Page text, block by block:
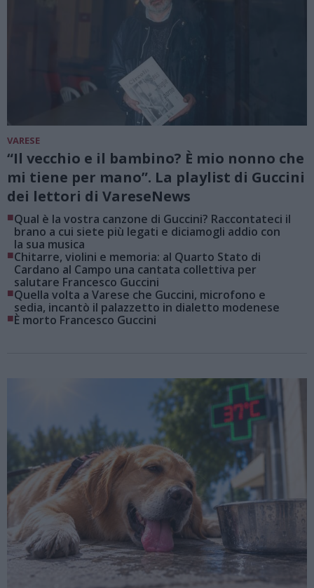
VARESE
“Il vecchio e il bambino? È mio nonno che
mi tiene per mano”. La playlist di Guccini
dei lettori di VareseNews
■Qual è la vostra canzone di Guccini? Raccontateci il
brano a cui siete più legati e diciamogli addio con
la sua musica
■Chitarre, violini e memoria: al Quarto Stato di
Cardano al Campo una cantata collettiva per
salutare Francesco Guccini
■Quella volta a Varese che Guccini, microfono e
sedia, incantò il palazzetto in dialetto modenese
■È morto Francesco Guccini